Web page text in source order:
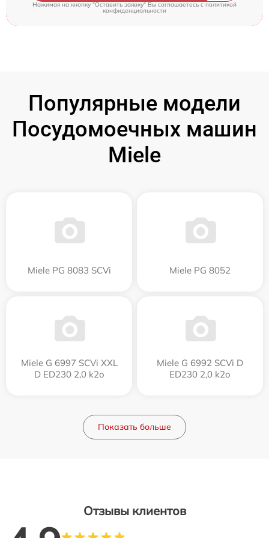
Нажимая на кнопку "Оставить заявку" Вы соглашаетесь cполитикой
конфиденциальности
Популярные модели
Посудомоечных машин
Miele
Miele PG 8083 SCVi Miele PG 8052
Miele G 6997 SCVi XXL
D ED230 2,0 k2o
Miele G 6992 SCVi D
ED230 2,0 k2o
Показать больше
Отзывы клиентов